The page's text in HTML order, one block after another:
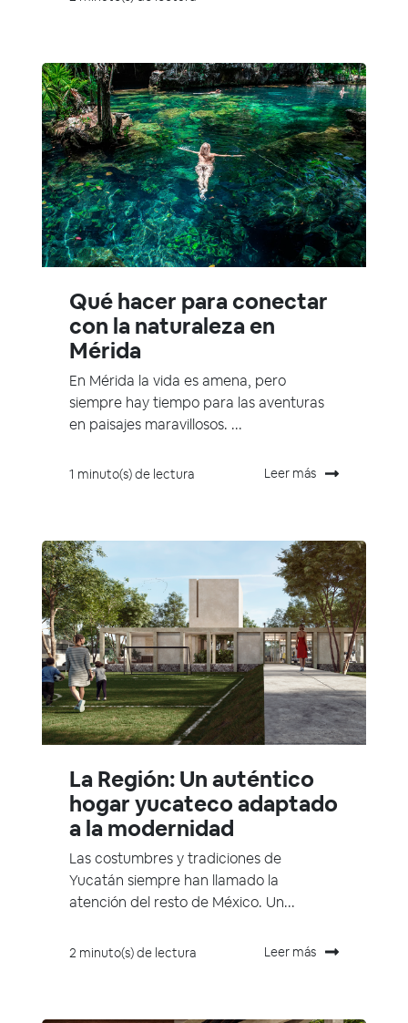
Qué hacer para conectar
con la naturaleza en
Mérida
En Mérida la vida es amena, pero
siempre hay tiempo para las aventuras
en paisajes maravillosos. ...
1 minuto(s) de lectura Leer más
La Región: Un auténtico
hogar yucateco adaptado
a la modernidad
Las costumbres y tradiciones de
Yucatán siempre han llamado la
atención del resto de México. Un...
2 minuto(s) de lectura Leer más